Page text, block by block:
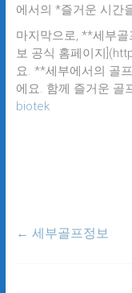
에서의 *즐거운 시간
마지막으로, **세부
보 공식 홈페이지
요. **세부에서의 골
에요. 함께 즐거운 골
biotek
← 세부골프정보